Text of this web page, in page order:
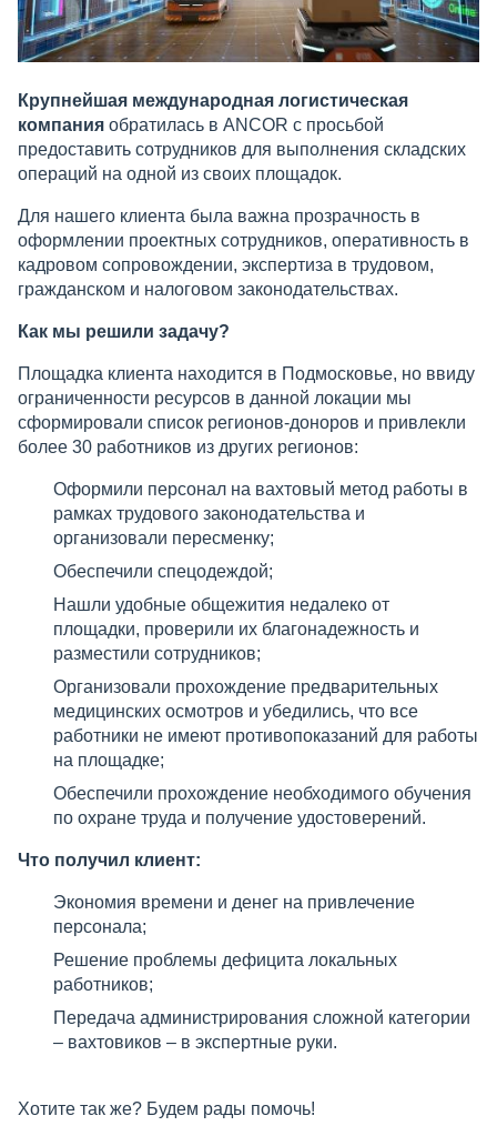
Крупнейшая международная логистическая
компания обратилась в ANCOR с просьбой
предоставить сотрудников для выполнения складских
операций на одной из своих площадок.
Для нашего клиента была важна прозрачность в
оформлении проектных сотрудников, оперативность в
кадровом сопровождении, экспертиза в трудовом,
гражданском и налоговом законодательствах.
Как мы решили задачу?
Площадка клиента находится в Подмосковье, но ввиду
ограниченности ресурсов в данной локации мы
сформировали список регионов-доноров и привлекли
более 30 работников из других регионов:
Оформили персонал на вахтовый метод работы в
рамках трудового законодательства и
организовали пересменку;
Обеспечили спецодеждой;
Нашли удобные общежития недалеко от
площадки, проверили их благонадежность и
разместили сотрудников;
Организовали прохождение предварительных
медицинских осмотров и убедились, что все
работники не имеют противопоказаний для работы
на площадке;
Обеспечили прохождение необходимого обучения
по охране труда и получение удостоверений.
Что получил клиент:
Экономия времени и денег на привлечение
персонала;
Решение проблемы дефицита локальных
работников;
Передача администрирования сложной категории
– вахтовиков – в экспертные руки.
Хотите так же? Будем рады помочь!